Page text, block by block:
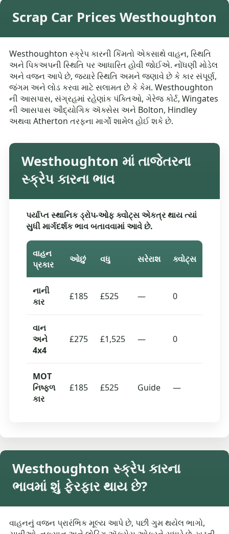
Scrap Car Prices Westhoughton
Westhoughton સ્ક્રેપ કારની કિંમતો એકસાથે વાહન, સ્થિતિ
અને પિકઅપની સ્થિતિ પર આધારિત હોવી જોઈએ. નોંધણી મોડેલ
અને વજન આપે છે, જ્યારે સ્થિતિ અમને જણાવે છે કે કાર સંપૂર્ણ,
જંગમ અને લોડ કરવા માટે સલામત છે કે કેમ. Westhoughton
ની આસપાસ, સંગ્રહમાં રહેણાંક પંક્તિઓ, ગેરેજ કોર્ટ, Wingates
ની આસપાસ ઔદ્યોગિક ઍક્સેસ અને Bolton, Hindley
અથવા Atherton તરફના માર્ગો શામેલ હોઈ શકે છે.
Westhoughton માં તાજેતરના
સ્ક્રેપ કારના ભાવ
પર્યાપ્ત સ્થાનિક ડ્રોપ-ઓફ ક્વોટ્સ એકત્ર થાય ત્યાં
સુધી માર્ગદર્શક ભાવ બતાવવામાં આવે છે.
વાહન
પ્રકાર
ઓછું વધુ સરેરાશ ક્વોટ્સ
નાની
કાર
£185 £525 — 0
વાન
અને
4x4
£275 £1,525 — 0
MOT
નિષ્ફળ
કાર
£185 £525 Guide —
Westhoughton સ્ક્રેપ કારના
ભાવમાં શું ફેરફાર થાય છે?
વાહનનું વજન પ્રારંભિક મૂલ્ય આપે છે, પછી ગુમ થયેલ ભાગો,